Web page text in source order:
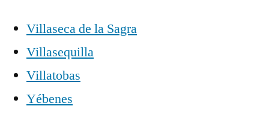
Villaseca de la Sagra
Villasequilla
Villatobas
Yébenes